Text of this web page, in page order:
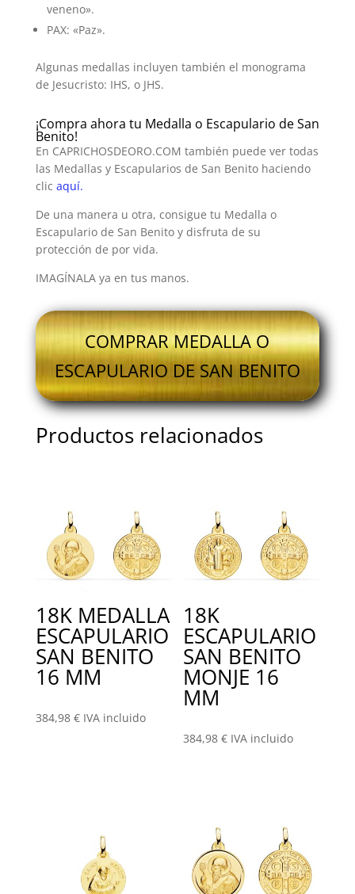
veneno».
PAX: «Paz».
Algunas medallas incluyen también el monograma
de Jesucristo: IHS, o JHS.
¡Compra ahora tu Medalla o Escapulario de San
Benito!
En CAPRICHOSDEORO.COM también puede ver todas
las Medallas y Escapularios de San Benito haciendo
clic aquí.
De una manera u otra, consigue tu Medalla o
Escapulario de San Benito y disfruta de su
protección de por vida.
IMAGÍNALA ya en tus manos.
COMPRAR MEDALLA O
ESCAPULARIO DE SAN BENITO
Productos relacionados
18K MEDALLA
ESCAPULARIO
SAN BENITO
16 MM
384,98 € IVA incluido
18K
ESCAPULARIO
SAN BENITO
MONJE 16
MM
384,98€ IVA incluido